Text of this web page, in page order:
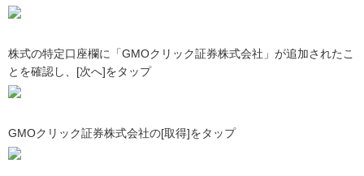
株式の特定口座欄に「GMOクリック証券株式会社」が追加されたこ
とを確認し、[次へ]をタップ
GMOクリック証券株式会社の[取得]をタップ